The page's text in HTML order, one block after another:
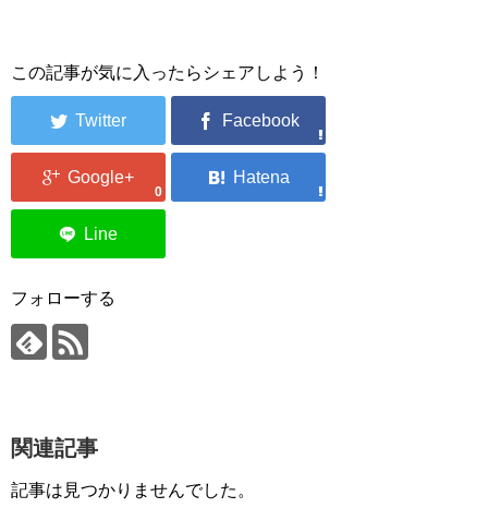
この記事が気に入ったらシェアしよう！
0
フォローする
関連記事
記事は見つかりませんでした。